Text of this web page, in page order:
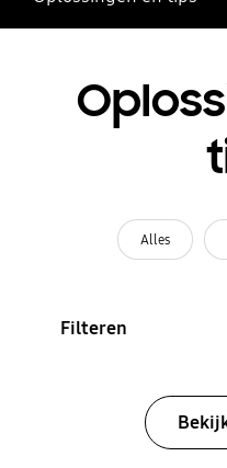
Alles
Filteren